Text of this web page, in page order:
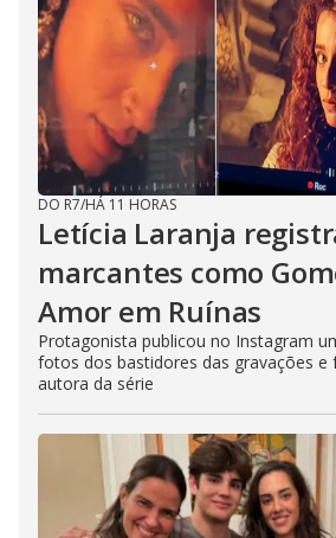
DO R7/HÁ 11 HORAS
Letícia Laranja
marcantes como
Amor em Ruínas
Protagonista publicou no Instagram
fotos dos bastidores das gravações e
autora da série